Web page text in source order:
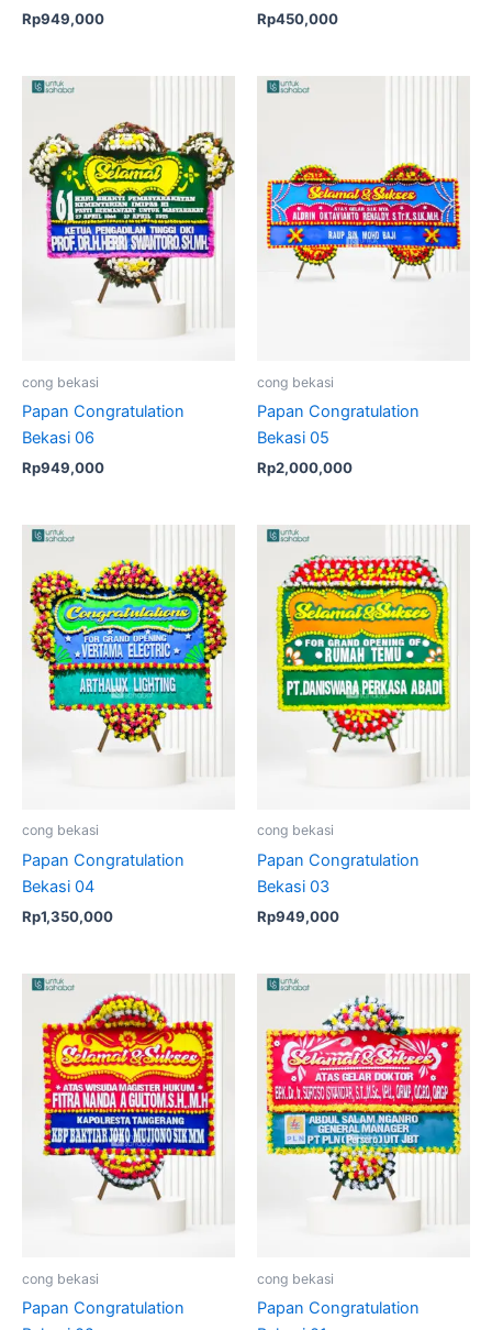
Rp949,000 Rp450,000
cong bekasi
Papan Congratulation
Bekasi 06
Rp949,000
cong bekasi
Papan Congratulation
Bekasi 05
Rp2,000,000
cong bekasi
Papan Congratulation
Bekasi 04
Rp1,350,000
cong bekasi
Papan Congratulation
Bekasi 03
Rp949,000
cong bekasi
Papan Congratulation
cong bekasi
Papan Congratulation